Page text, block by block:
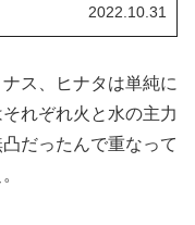
2022.10.31
ス、ヒナタは単純に
れぞれ火と水の主力
だったんで重なって